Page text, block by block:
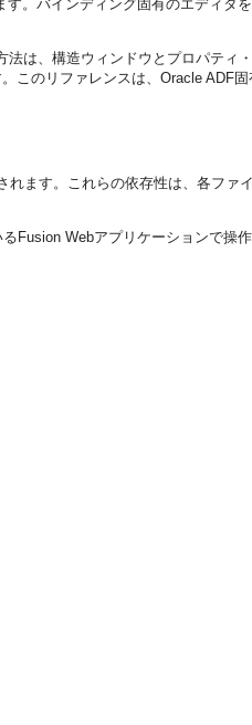
。バインディング固有のエディタ
は、構造ウィンドウとプロパティ
このリファレンスは、Oracle ADF
ます。これらの依存性は、各ファ
Fusion Webアプリケーションで操